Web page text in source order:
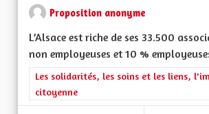
Proposition anonyme
L’Alsace est riche de ses 33.500
non employeuses et 10 %
Filtrer les résultats de la catégorie :
Les solidarités, les soins et les liens,
citoyenne